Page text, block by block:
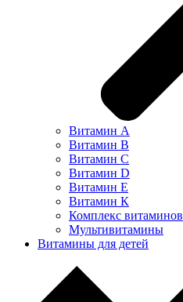
Витамин А
Витамин В
Витамин С
Витамин D
Витамин Е
Витамин К
Комплекс витаминов
Мультивитамины
Витамины для детей